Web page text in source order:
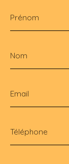
Prénom
Nom
Email
Téléphone